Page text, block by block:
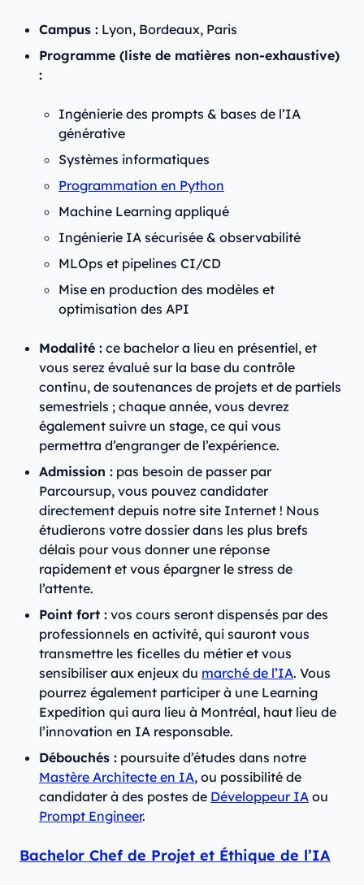
Campus : Lyon, Bordeaux, Paris
Programme (liste de matières non-exhaustive)
:
Ingénierie des prompts & bases de l’IA
générative
Systèmes informatiques
Programmation en Python
Machine Learning appliqué
Ingénierie IA sécurisée & observabilité
MLOps et pipelines CI/CD
Mise en production des modèles et
optimisation des API
Modalité : ce bachelor a lieu en présentiel, et
vous serez évalué sur la base du contrôle
continu, de soutenances de projets et de partiels
semestriels ; chaque année, vous devrez
également suivre un stage, ce qui vous
permettra d’engranger de l’expérience.
Admission : pas besoin de passer par
Parcoursup, vous pouvez candidater
directement depuis notre site Internet ! Nous
étudierons votre dossier dans les plus brefs
délais pour vous donner une réponse
rapidement et vous épargner le stress de
l’attente.
Point fort : vos cours seront dispensés par des
professionnels en activité, qui sauront vous
transmettre les ficelles du métier et vous
sensibiliser aux enjeux du marché de l’IA. Vous
pourrez également participer à une Learning
Expedition qui aura lieu à Montréal, haut lieu de
l’innovation en IA responsable.
Débouchés : poursuite d’études dans notre
Mastère Architecte en IA, ou possibilité de
candidater à des postes de Développeur IA ou
Prompt Engineer.
Bachelor Chef de Projet et Éthique de l’IA